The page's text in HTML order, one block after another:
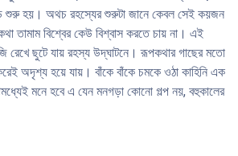
শুরু হয়। অথচ রহস্যের শুরুটা জানে কেবল সেই কয়জন
তামাম বিশ্বের কেউ বিশ্বাস করতে চায় না। এই
রেখে ছুটে যায় রহস্য উদ্‌ঘাটনে। রূপকথার গাছের মতো
অদৃশ্য হয়ে যায়। বাঁকে বাঁকে চমকে ওঠা কাহিনি এক
মনে হবে এ যেন মনগড়া কোনো গল্প নয়, বহুকালের